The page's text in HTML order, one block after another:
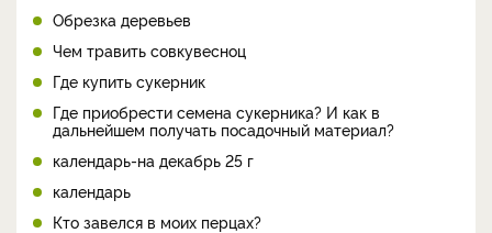
Обрезка деревьев
Чем травить совкувесноц
Где купить сукерник
Где приобрести семена сукерника? И как в
дальнейшем получать посадочный материал?
календарь-на декабрь 25 г
календарь
Кто завелся в моих перцах?